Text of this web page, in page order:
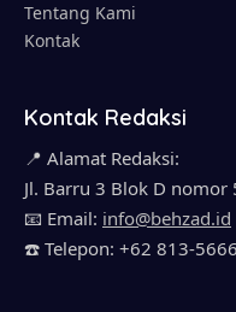
Tentang Kami
Kontak
Kontak Redaksi
📍 Alamat Redaksi:
Jl. Barru 3 Blok D nomor
📧 Email: info@behzad.id
☎️ Telepon: +62 813-